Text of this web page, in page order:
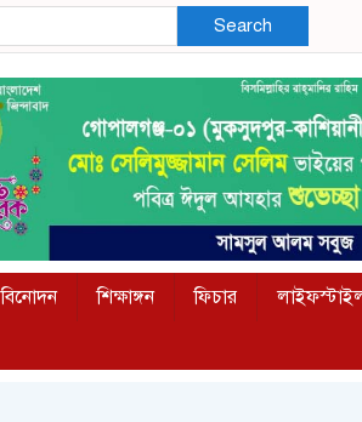
Search
বিনোদন শিক্ষাঙ্গন ফিচার